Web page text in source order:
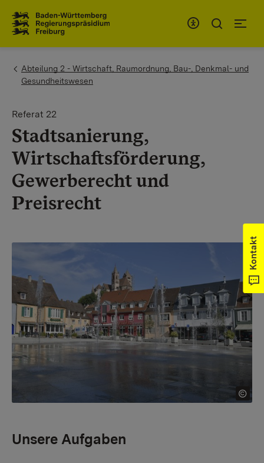
You are here:
Abteilung 2 - Wirtschaft, Raumordnung, Bau-, Denkmal- und
Gesundheitswesen
Referat 22
Stadtsanierung,
Wirtschaftsförderung,
Gewerberecht und
Preisrecht
Kontakt
Unsere Aufgaben